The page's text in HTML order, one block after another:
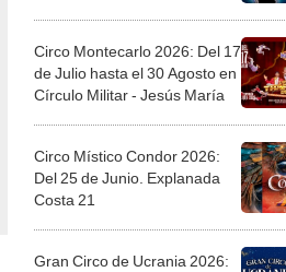
Circo Montecarlo 2026: Del 17
de Julio hasta el 30 Agosto en
Círculo Militar - Jesús María
Circo Místico Condor 2026:
Del 25 de Junio. Explanada
Costa 21
Gran Circo de Ucrania 2026: